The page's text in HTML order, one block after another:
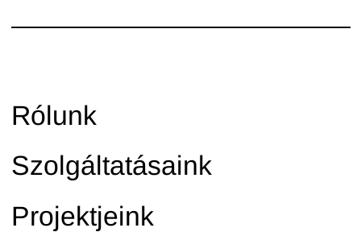
Rólunk
Szolgáltatásaink
Projektjeink